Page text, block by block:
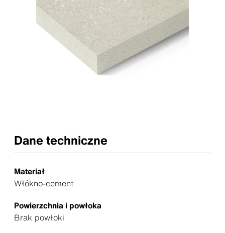
Dane techniczne
Materiał
Włókno-cement
Powierzchnia i powłoka
Brak powłoki